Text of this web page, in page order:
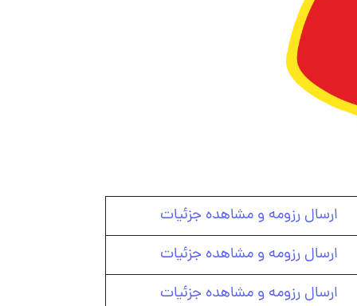
ارسال رزومه و مشاهده جزئیات
ارسال رزومه و مشاهده جزئیات
ارسال رزومه و مشاهده جزئیات